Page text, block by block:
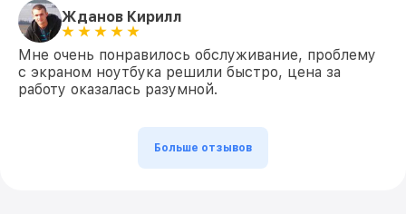
Жданов Кирилл
Мне очень понравилось обслуживание, проблему
с экраном ноутбука решили быстро, цена за
работу оказалась разумной.
Больше отзывов